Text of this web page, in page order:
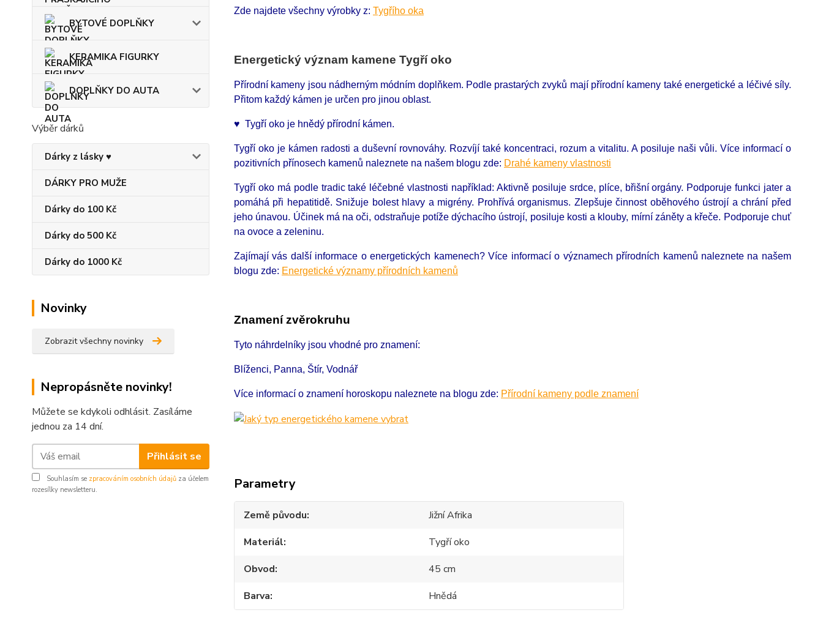
BYTOVÉ DOPLŇKY
KERAMIKA FIGURKY
DOPLŇKY DO AUTA
Výběr dárků
Dárky z lásky ♥
DÁRKY PRO MUŽE
Dárky do 100 Kč
Dárky do 500 Kč
Dárky do 1000 Kč
Novinky
Zobrazit všechny novinky
Nepropásněte novinky!
Můžete se kdykoli odhlásit. Zasíláme
jednou za 14 dní.
Přihlásit se
Souhlasím se zpracováním osobních údajů za účelem
rozesílky newsletteru.
Zde najdete všechny výrobky z: Tygřího oka
Energetický význam kamene Tygří oko
Přírodní kameny jsou nádherným módním doplňkem. Podle prastarých zvyků mají přírodní kameny také energetické a léčivé síly.
Přitom každý kámen je určen pro jinou oblast.
♥ Tygří oko je hnědý přírodní kámen.
Tygří oko je kámen radosti a duševní rovnováhy. Rozvíjí také koncentraci, rozum a vitalitu. A posiluje naši vůli. Více informací o
pozitivních přínosech kamenů naleznete na našem blogu zde: Drahé kameny vlastnosti
Tygří oko má podle tradic také léčebné vlastnosti například: Aktivně posiluje srdce, plíce, břišní orgány. Podporuje funkci jater a
pomáhá při hepatitidě. Snižuje bolest hlavy a migrény. Prohřívá organismus. Zlepšuje činnost oběhového ústrojí a chrání před
jeho únavou. Účinek má na oči, odstraňuje potíže dýchacího ústrojí, posiluje kosti a klouby, mírní záněty a křeče. Podporuje chuť
na ovoce a zeleninu.
Zajímají vás další informace o energetických kamenech?Více informací o významech přírodních kamenů naleznete na našem
blogu zde: Energetické významy přírodních kamenů
Znamení zvěrokruhu
Tyto náhrdelníky jsou vhodné pro znamení:
Blíženci, Panna, Štír, Vodnář
Více informací o znamení horoskopu naleznete na blogu zde: Přírodní kameny podle znamení
Parametry
Země původu
Jižní Afrika
Materiál
Tygří oko
Obvod
45 cm
Barva
Hnědá